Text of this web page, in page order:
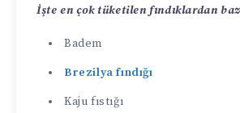
İşte en çok tüketilen fındıklardan
Badem
Brezilya fındığı
Kaju fıstığı